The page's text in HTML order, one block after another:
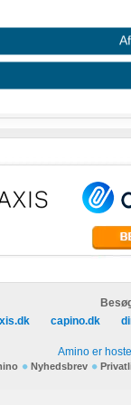
Debatten Amino.
capino.dk
Amino er
Nyhedsbrev
oplysninger fra